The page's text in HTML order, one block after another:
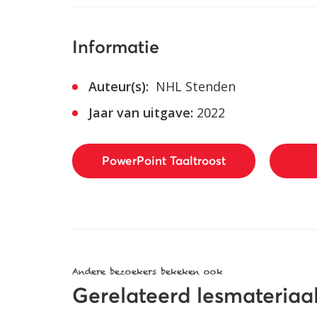
Informatie
Auteur(s): NHL Stenden
Jaar van uitgave: 2022
PowerPoint Taaltroost
Andere bezoekers bekeken ook
Gerelateerd lesmateriaal